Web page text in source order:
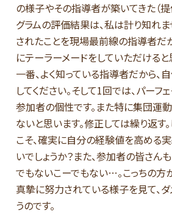
の様子やその指導者が築いてきた（提
グラムの評価結果は、私は計り知れ
されたことを現場最前線の指導者だ
にテーラーメードをしていただける
一番、よく知っている指導者だから、
してください。そして1回では、パーフ
参加者の個性です。また特に集団運
ないと思います。修正しては繰り返す
こそ、確実に自分の経験値を高める
いでしょうか？また、参加者の皆さん
でもないこーでもない…。こっちの
真摯に努力されている様子を見て、
うのです。